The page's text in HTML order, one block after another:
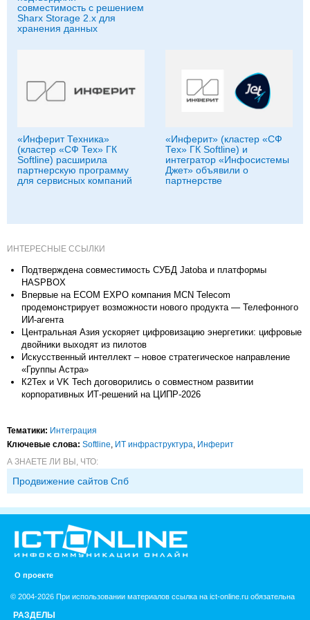
совместимость с решением
Sharx Storage 2.x для
хранения данных
«Инферит Техника»
(кластер «СФ Тех» ГК
Softline) расширила
партнерскую программу
для сервисных компаний
«Инферит» (кластер «СФ
Тех» ГК Softline) и
интегратор «Инфосистемы
Джет» объявили о
партнерстве
ИНТЕРЕСНЫЕ ССЫЛКИ
Подтверждена совместимость СУБД Jatoba и платформы
HASPBOX
Впервые на ECOM EXPO компания MCN Telecom
продемонстрирует возможности нового продукта — Телефонного
ИИ-агента
Центральная Азия ускоряет цифровизацию энергетики: цифровые
двойники выходят из пилотов
Искусственный интеллект – новое стратегическое направление
«Группы Астра»
К2Тех и VK Tech договорились о совместном развитии
корпоративных ИТ-решений на ЦИПР-2026
Тематики: Интеграция
Ключевые слова: Softline, ИТ инфраструктура, Инферит
А ЗНАЕТЕ ЛИ ВЫ, ЧТО:
Продвижение сайтов Спб
О проекте
© 2004-2026 При использовании материалов ссылка на ict-online.ru обязательна
РАЗДЕЛЫ